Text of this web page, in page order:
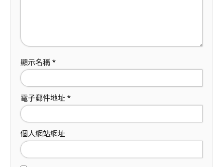
顯示名稱 *
電子郵件地址 *
個人網站網址